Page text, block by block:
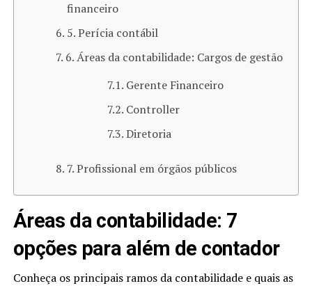
financeiro
5. Perícia contábil
6. Áreas da contabilidade: Cargos de gestão
Gerente Financeiro
Controller
Diretoria
7. Profissional em órgãos públicos
Áreas da contabilidade: 7
opções para além de contador
Conheça os principais ramos da contabilidade e quais as